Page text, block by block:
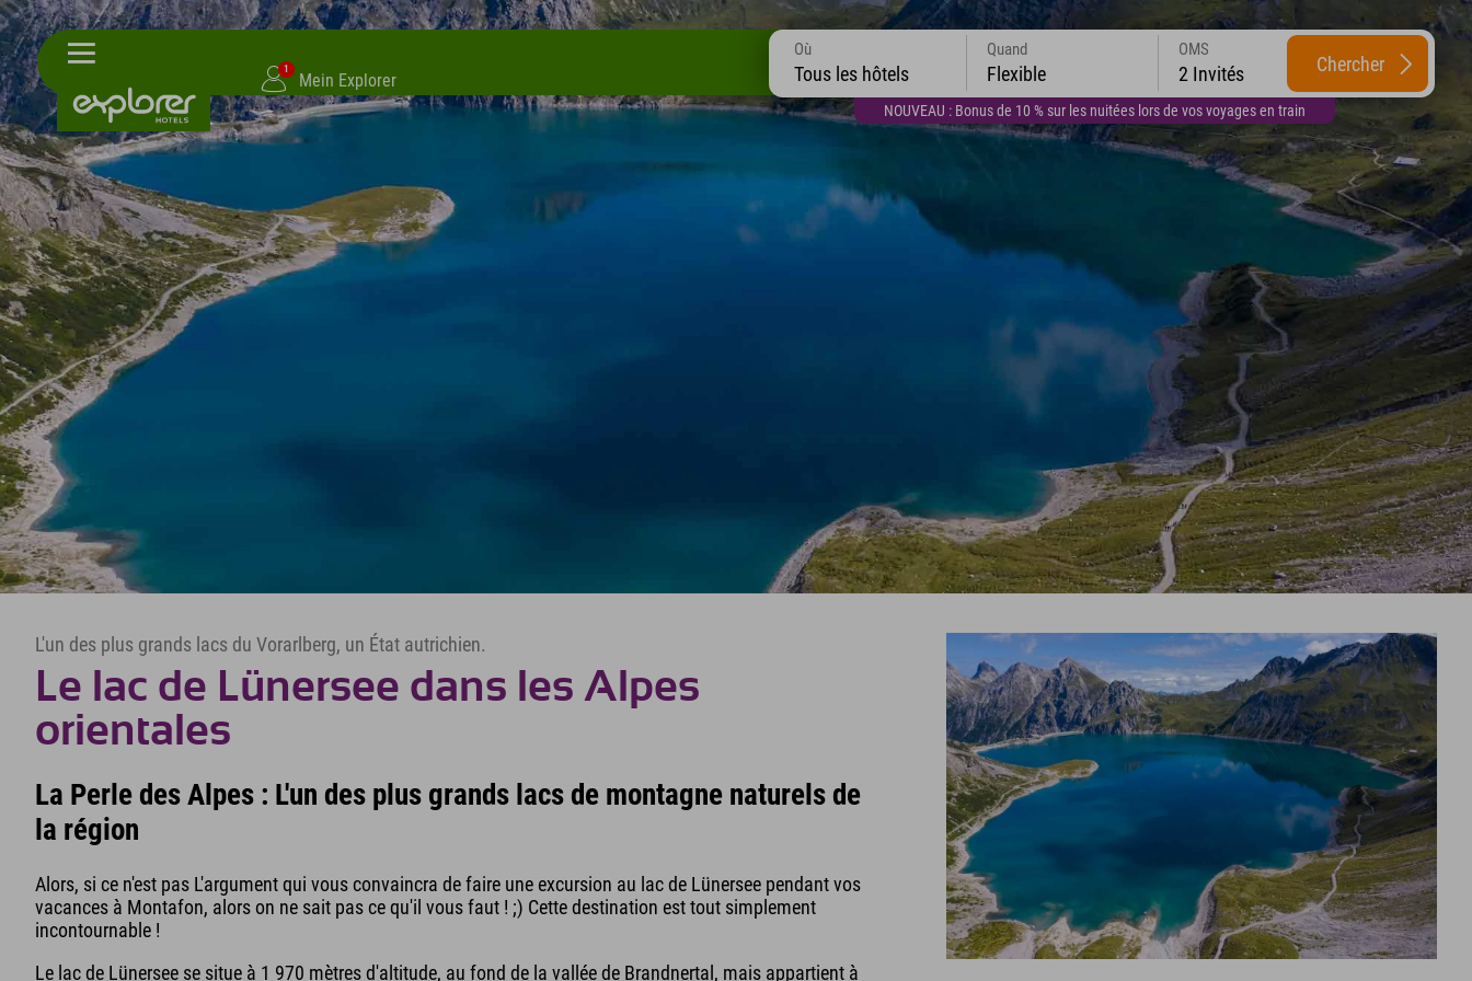
1
Mein Explorer
NOUVEAU : Bonus de 10 % sur les nuitées lors de vos voyages en train
Où
Tous les hôtels
Quand
Flexible
OMS
2 Invités Chercher
L'un des plus grands lacs du Vorarlberg, un État autrichien.
Le lac de Lünersee dans les Alpes
orientales
La Perle des Alpes : L'un des plus grands lacs de montagne naturels de
la région
Alors, si ce n'est pas L'argument qui vous convaincra de faire une excursion au lac de Lünersee pendant vos
vacances à Montafon, alors on ne sait pas ce qu'il vous faut ! ;) Cette destination est tout simplement
incontournable !
Le lac de Lünersee se situe à 1 970 mètres d'altitude, au fond de la vallée de Brandnertal, mais appartient à